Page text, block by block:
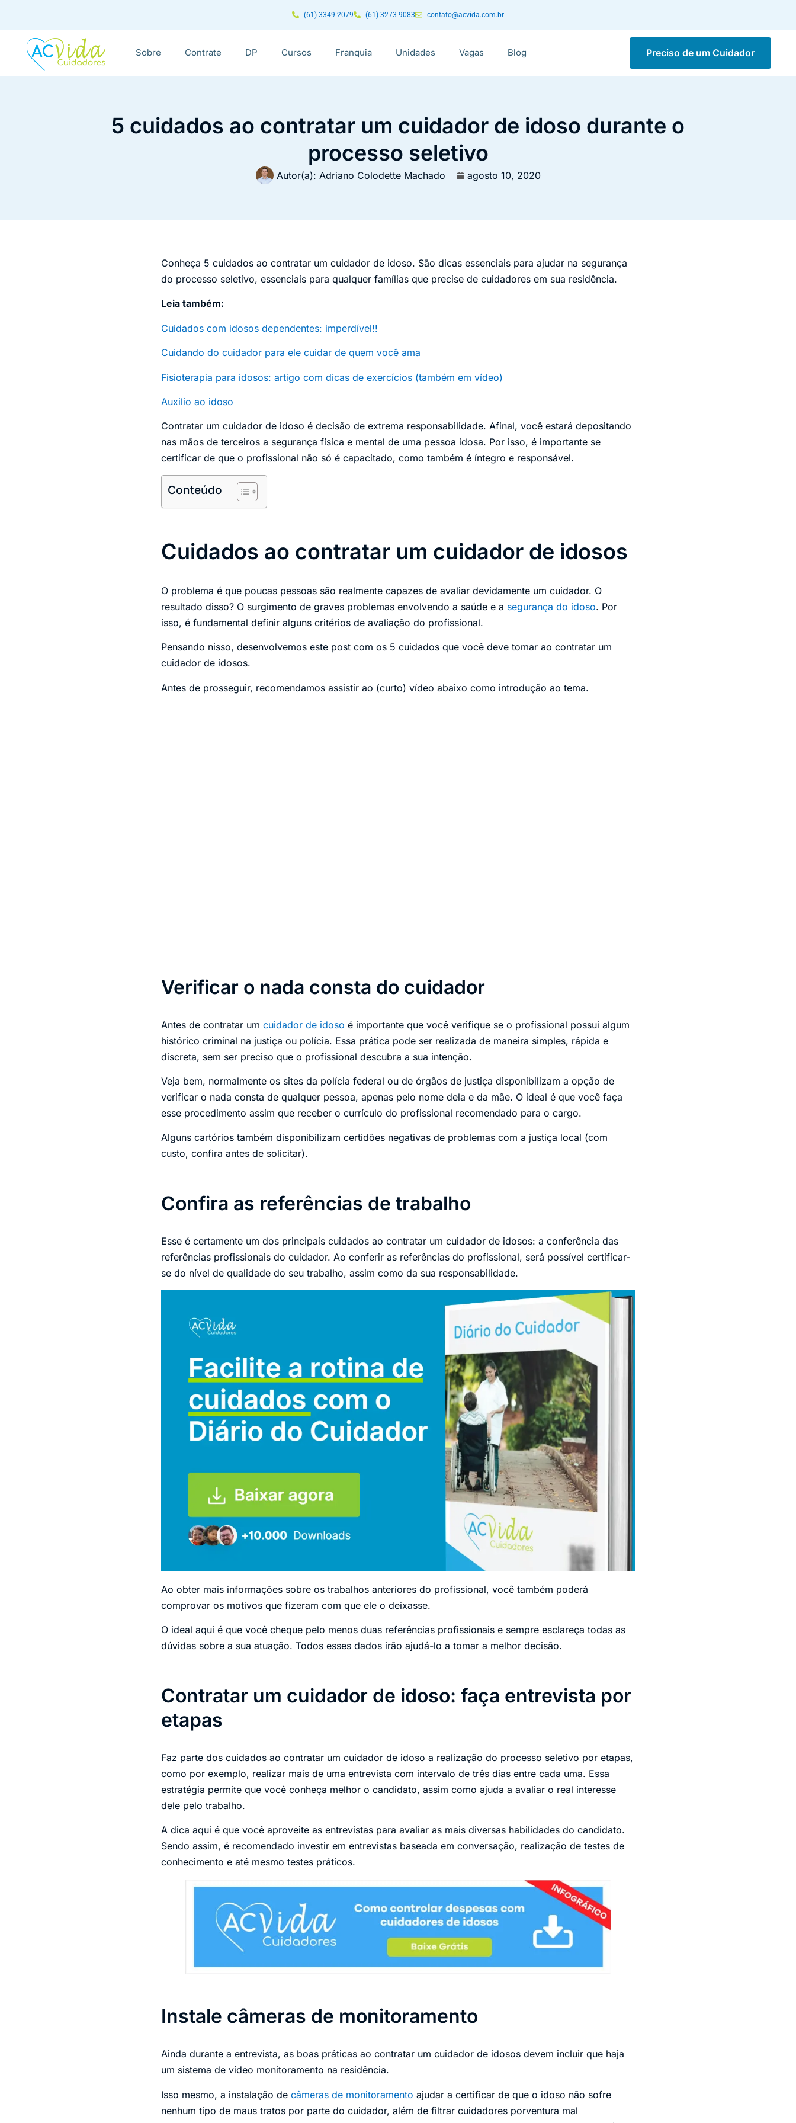
(61) 3349-2079 (61) 3273-9083 contato@acvida.com.br
Sobre Contrate DP Cursos Franquia Unidades Vagas Blog Preciso de um Cuidador
5 cuidados ao contratar um cuidador de idoso durante o
processo seletivo
Autor(a): Adriano Colodette Machado agosto 10, 2020
Conheça 5 cuidados ao contratar um cuidador de idoso. São dicas essenciais para ajudar na segurança
do processo seletivo, essenciais para qualquer famílias que precise de cuidadores em sua residência.
Leia também:
Cuidados com idosos dependentes: imperdível!!
Cuidando do cuidador para ele cuidar de quem você ama
Fisioterapia para idosos: artigo com dicas de exercícios (também em vídeo)
Auxilio ao idoso
Contratar um cuidador de idoso é decisão de extrema responsabilidade. Afinal, você estará depositando
nas mãos de terceiros a segurança física e mental de uma pessoa idosa. Por isso, é importante se
certificar de que o profissional não só é capacitado, como também é íntegro e responsável.
Conteúdo
Cuidados ao contratar um cuidador de idosos
O problema é que poucas pessoas são realmente capazes de avaliar devidamente um cuidador. O
resultado disso? O surgimento de graves problemas envolvendo a saúde e a segurança do idoso. Por
isso, é fundamental definir alguns critérios de avaliação do profissional.
Pensando nisso, desenvolvemos este post com os 5 cuidados que você deve tomar ao contratar um
cuidador de idosos.
Antes de prosseguir, recomendamos assistir ao (curto) vídeo abaixo como introdução ao tema.
Verificar o nada consta do cuidador
Antes de contratar um cuidador de idoso é importante que você verifique se o profissional possui algum
histórico criminal na justiça ou polícia. Essa prática pode ser realizada de maneira simples, rápida e
discreta, sem ser preciso que o profissional descubra a sua intenção.
Veja bem, normalmente os sites da polícia federal ou de órgãos de justiça disponibilizam a opção de
verificar o nada consta de qualquer pessoa, apenas pelo nome dela e da mãe. O ideal é que você faça
esse procedimento assim que receber o currículo do profissional recomendado para o cargo.
Alguns cartórios também disponibilizam certidões negativas de problemas com a justiça local (com
custo, confira antes de solicitar).
Confira as referências de trabalho
Esse é certamente um dos principais cuidados ao contratar um cuidador de idosos: a conferência das
referências profissionais do cuidador. Ao conferir as referências do profissional, será possível certificar-
se do nível de qualidade do seu trabalho, assim como da sua responsabilidade.
Ao obter mais informações sobre os trabalhos anteriores do profissional, você também poderá
comprovar os motivos que fizeram com que ele o deixasse.
O ideal aqui é que você cheque pelo menos duas referências profissionais e sempre esclareça todas as
dúvidas sobre a sua atuação. Todos esses dados irão ajudá-lo a tomar a melhor decisão.
Contratar um cuidador de idoso: faça entrevista por
etapas
Faz parte dos cuidados ao contratar um cuidador de idoso a realização do processo seletivo por etapas,
como por exemplo, realizar mais de uma entrevista com intervalo de três dias entre cada uma. Essa
estratégia permite que você conheça melhor o candidato, assim como ajuda a avaliar o real interesse
dele pelo trabalho.
A dica aqui é que você aproveite as entrevistas para avaliar as mais diversas habilidades do candidato.
Sendo assim, é recomendado investir em entrevistas baseada em conversação, realização de testes de
conhecimento e até mesmo testes práticos.
Instale câmeras de monitoramento
Ainda durante a entrevista, as boas práticas ao contratar um cuidador de idosos devem incluir que haja
um sistema de vídeo monitoramento na residência.
Isso mesmo, a instalação de câmeras de monitoramento ajudar a certificar de que o idoso não sofre
nenhum tipo de maus tratos por parte do cuidador, além de filtrar cuidadores porventura mal